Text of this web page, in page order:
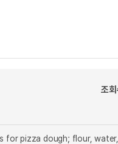
조
pizza dough; flour,